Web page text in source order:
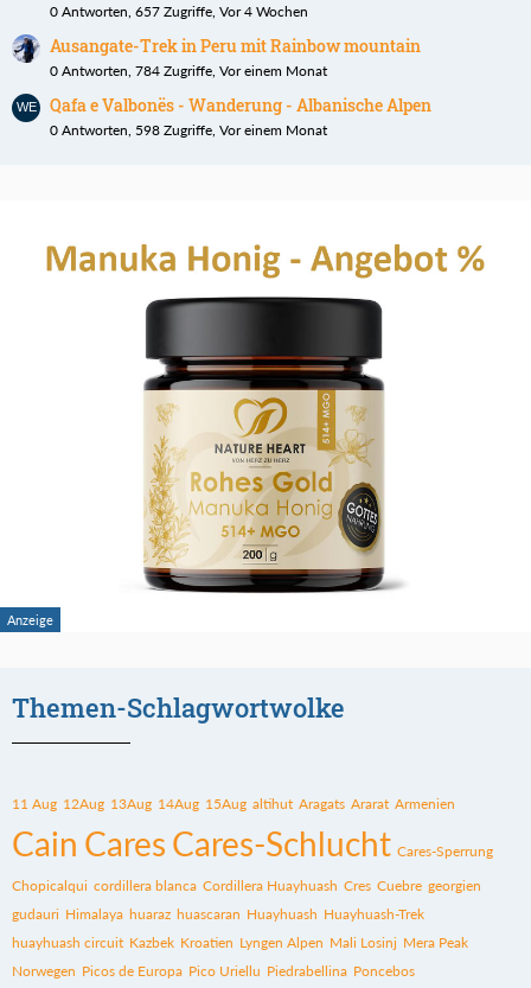
0 Antworten, 657 Zugriffe, Vor 4 Wochen
Ausangate-Trek in Peru mit Rainbow mountain
0 Antworten, 784 Zugriffe, Vor einem Monat
Qafa e Valbonës - Wanderung - Albanische Alpen
0 Antworten, 598 Zugriffe, Vor einem Monat
Themen-Schlagwortwolke
11 Aug 12Aug 13Aug 14Aug 15Aug altihut Aragats Ararat Armenien
Cain Cares Cares-Schlucht Cares-Sperrung
Chopicalqui cordillera blanca Cordillera Huayhuash Cres Cuebre georgien
gudauri Himalaya huaraz huascaran Huayhuash Huayhuash-Trek
huayhuash circuit Kazbek Kroatien Lyngen Alpen Mali Losinj Mera Peak
Norwegen Picos de Europa Pico Uriellu Piedrabellina Poncebos